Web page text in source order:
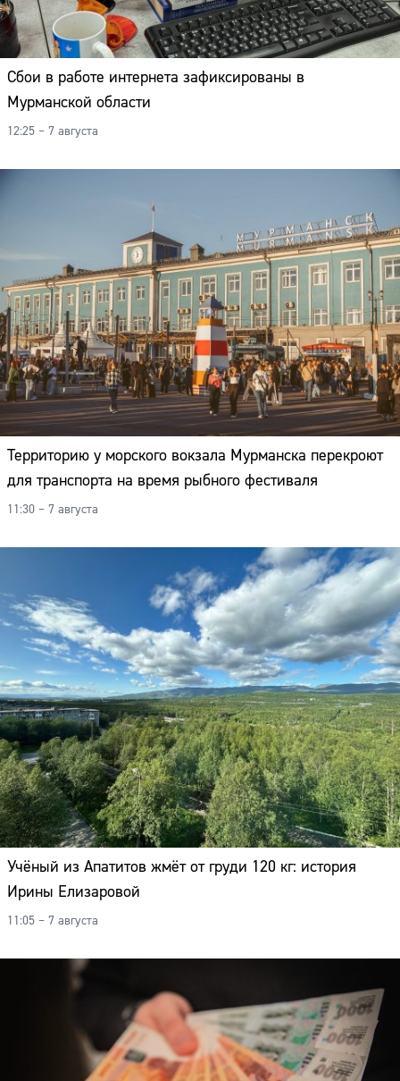
Сбои в работе интернета зафиксированы в
Мурманской области
12:25 – 7 августа
Территорию у морского вокзала Мурманска перекроют
для транспорта на время рыбного фестиваля
11:30 – 7 августа
Учёный из Апатитов жмёт от груди 120 кг: история
Ирины Елизаровой
11:05 – 7 августа
Сайт: